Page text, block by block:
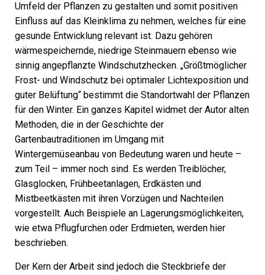
Umfeld der Pflanzen zu gestalten und somit positiven
Einfluss auf das Kleinklima zu nehmen, welches für eine
gesunde Entwicklung relevant ist. Dazu gehören
wärmespeichernde, niedrige Steinmauern ebenso wie
sinnig angepflanzte Windschutzhecken. „Größtmöglicher
Frost- und Windschutz bei optimaler Lichtexposition und
guter Belüftung“ bestimmt die Standortwahl der Pflanzen
für den Winter. Ein ganzes Kapitel widmet der Autor alten
Methoden, die in der Geschichte der
Gartenbautraditionen im Umgang mit
Wintergemüseanbau von Bedeutung waren und heute –
zum Teil – immer noch sind. Es werden Treiblöcher,
Glasglocken, Frühbeetanlagen, Erdkästen und
Mistbeetkästen mit ihren Vorzügen und Nachteilen
vorgestellt. Auch Beispiele an Lagerungsmöglichkeiten,
wie etwa Pflugfurchen oder Erdmieten, werden hier
beschrieben.
Der Kern der Arbeit sind jedoch die Steckbriefe der